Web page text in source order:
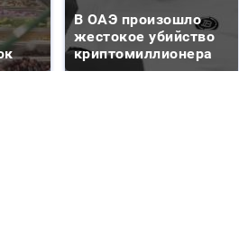
В ОАЭ произошло
жестокое убийство
криптомиллионера